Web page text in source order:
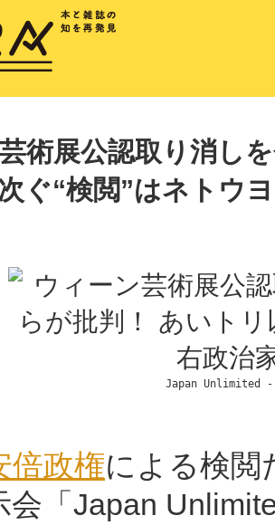
術展公認取り消し
ぐ“検閲”はネトウ
Japan Unlimited -
倍政権による検閲
会「Japan